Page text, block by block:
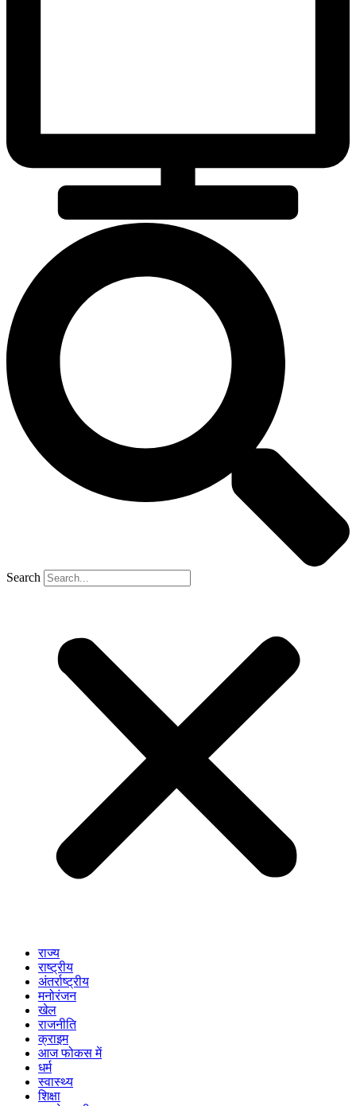
Search
राज्य
राष्ट्रीय
अंतर्राष्ट्रीय
मनोरंजन
खेल
राजनीति
क्राइम
आज फोकस में
धर्म
स्वास्थ्य
शिक्षा